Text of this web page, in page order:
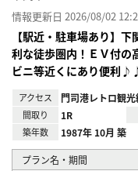
情報更新日 2026/08/02
【駅近・駐車場あり】
利な徒歩圏内！ＥＶ付
ビニ等近くにあり便利
アクセス 門司港レトロ観光
間取り 1R
築年数 1987年 10月 築
プラン名・期間